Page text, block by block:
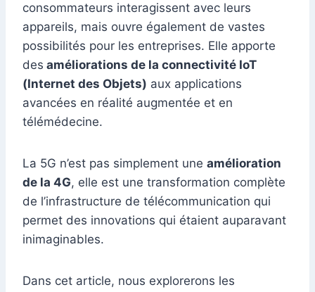
consommateurs interagissent avec leurs
appareils, mais ouvre également de vastes
possibilités pour les entreprises. Elle apporte
des améliorations de la connectivité IoT
(Internet des Objets) aux applications
avancées en réalité augmentée et en
télémédecine.
La 5G n’est pas simplement une amélioration
de la 4G, elle est une transformation complète
de l’infrastructure de télécommunication qui
permet des innovations qui étaient auparavant
inimaginables.
Dans cet article, nous explorerons les